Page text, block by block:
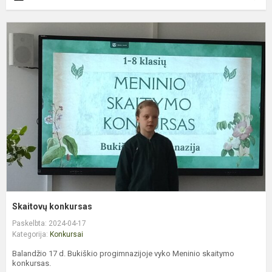
Skaitovų konkursas
Paskelbta: 2024-04-17
Kategorija: Konkursai
Balandžio 17 d. Bukiškio progimnazijoje vyko Meninio skaitymo
konkursas.